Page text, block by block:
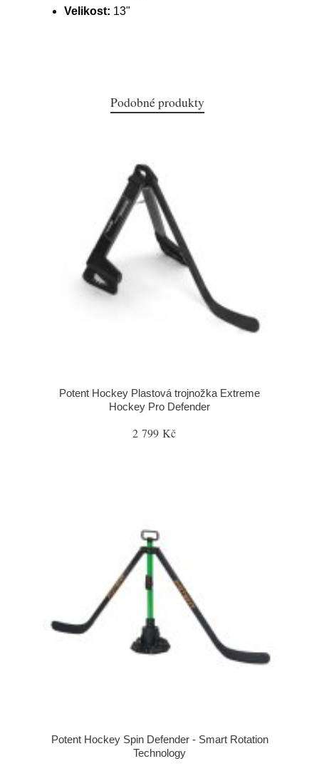
Velikost: 13"
Podobné produkty
Potent Hockey Plastová trojnožka Extreme
Hockey Pro Defender
2 799 Kč
Potent Hockey Spin Defender - Smart Rotation
Technology